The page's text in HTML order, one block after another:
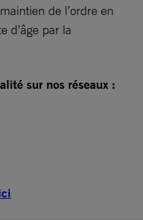
de l’ordre en
d’âge par la
sur nos réseaux :